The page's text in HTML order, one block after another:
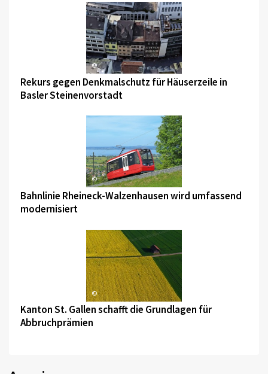
©
Rekurs gegen Denkmalschutz für Häuserzeile in
Basler Steinenvorstadt
©
Bahnlinie Rheineck-Walzenhausen wird umfassend
modernisiert
©
Kanton St. Gallen schafft die Grundlagen für
Abbruchprämien